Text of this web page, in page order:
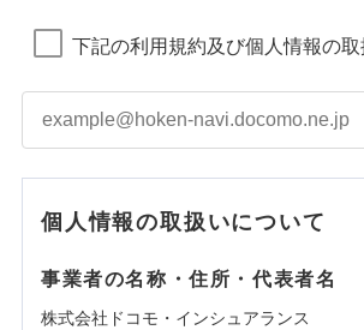
下記の利用規約及び個人情報の
個人情報の取扱いについて
事業者の名称・住所・代表者名
株式会社ドコモ・インシュアランス